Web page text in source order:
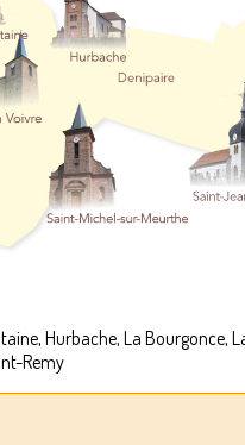
Hurbache, La Bourgonce,
Remy